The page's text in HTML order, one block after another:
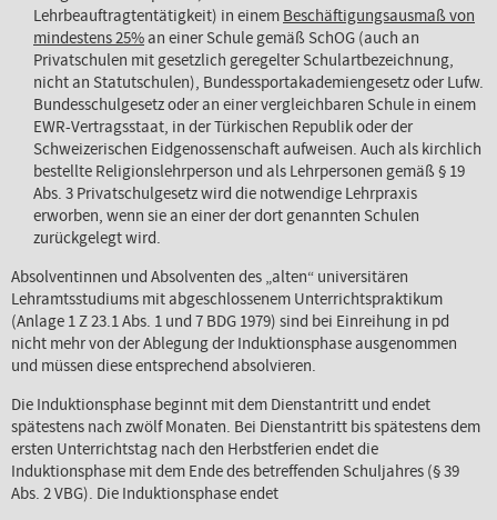
Lehrbeauftragtentätigkeit) in einem Beschäftigungsausmaß von
mindestens 25%an einer Schule gemäß SchOG (auch an
Privatschulen mit gesetzlich geregelter Schulartbezeichnung,
nicht an Statutschulen), Bundessportakademiengesetz oder Lufw.
Bundesschulgesetz oder an einer vergleichbaren Schule in einem
EWR-Vertragsstaat, in der Türkischen Republik oder der
Schweizerischen Eidgenossenschaft aufweisen. Auch als kirchlich
bestellte Religionslehrperson und als Lehrpersonen gemäß § 19
Abs. 3 Privatschulgesetz wird die notwendige Lehrpraxis
erworben, wenn sie an einer der dort genannten Schulen
zurückgelegt wird.
Absolventinnen und Absolventen des „alten“ universitären
Lehramtsstudiums mit abgeschlossenem Unterrichtspraktikum
(Anlage 1 Z 23.1 Abs. 1 und 7 BDG 1979) sind bei Einreihung in pd
nicht mehr von der Ablegung der Induktionsphase ausgenommen
und müssen diese entsprechend absolvieren.
Die Induktionsphase beginnt mit dem Dienstantritt und endet
spätestens nach zwölf Monaten. Bei Dienstantritt bis spätestens dem
ersten Unterrichtstag nach den Herbstferien endet die
Induktionsphase mit dem Ende des betreffenden Schuljahres (§ 39
Abs. 2 VBG). Die Induktionsphase endet